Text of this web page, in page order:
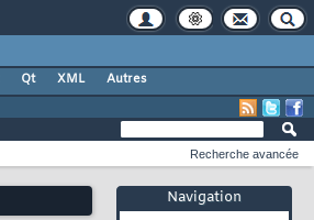
Qt XML
Autres
Navigation
Recherche avancée